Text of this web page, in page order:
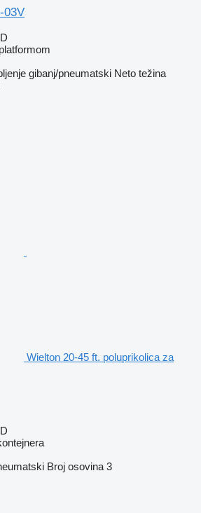
03V
gibanj/pneumatski Neto težina
Wielton 20-45 ft. poluprikolica za
Broj osovina 3